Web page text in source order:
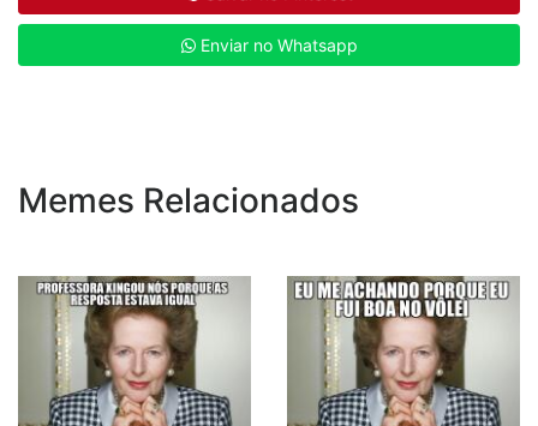
Enviar no Whatsapp
Memes Relacionados